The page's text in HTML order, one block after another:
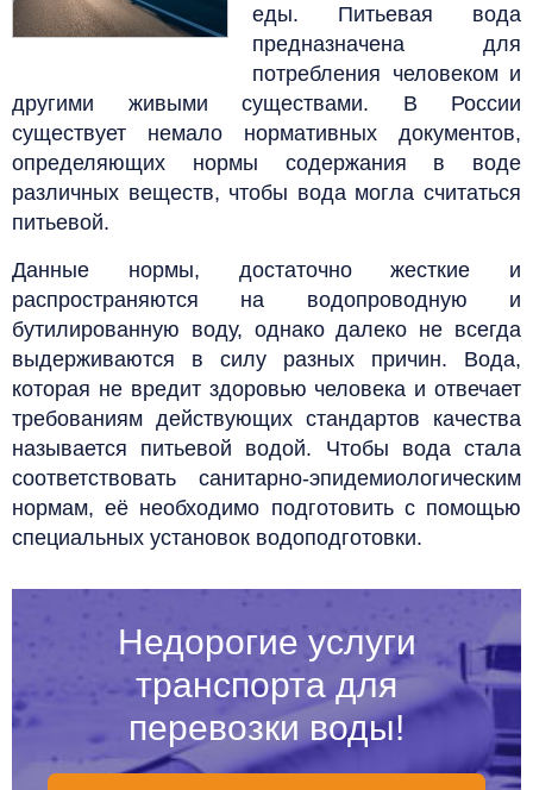
еды. Питьевая вода
предназначена для
потребления человеком и
другими живыми существами. В России
существует немало нормативных документов,
определяющих нормы содержания в воде
различных веществ, чтобы вода могла считаться
питьевой.
Данные нормы, достаточно жесткие и
распространяются на водопроводную и
бутилированную воду, однако далеко не всегда
выдерживаются в силу разных причин. Вода,
которая не вредит здоровью человека и отвечает
требованиям действующих стандартов качества
называется питьевой водой. Чтобы вода стала
соответствовать санитарно-эпидемиологическим
нормам, её необходимо подготовить с помощью
специальных установок водоподготовки.
Недорогие услуги
транспорта для
перевозки воды!